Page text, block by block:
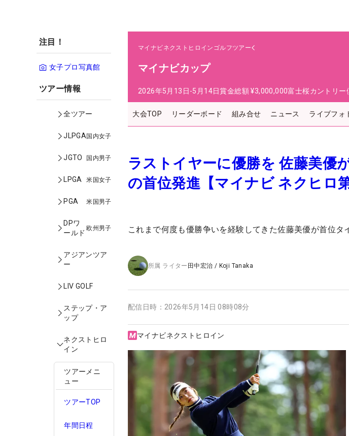
注目！
女子プロ写真館
ツアー情報
全ツアー
JLPGA国内女子
JGTO 国内男子
LPGA 米国女子
PGA 米国男子
DPワ
ールド
欧州男子
アジアンツア
ー
LIV GOLF
ステップ・ア
ップ
ネクストヒロ
イン
ツアーメニ
ュー
ツアーTOP
年間日程
マイナビネクストヒロインゴルフツアー
マイナビカップ
2026年5月13日-5月14日賞金総額 ¥3,000,000富士桜カントリー
大会TOP リーダーボード 組み合せ ニュース ライブフォ
ラストイヤーに優勝を 佐藤美優
の首位発進【マイナビ ネクヒロ第
これまで何度も優勝争いを経験してきた佐藤美優が首位タ
所属 ライター 田中宏治 / Koji Tanaka
配信日時： 2026年5月14日 08時08分
マイナビネクストヒロイン